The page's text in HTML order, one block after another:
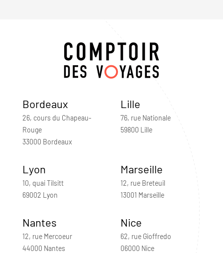
Bordeaux
26, cours du Chapeau-
Rouge
33000 Bordeaux
Lille
76, rue Nationale
59800 Lille
Lyon
10, quai Tilsitt
69002 Lyon
Marseille
12, rue Breteuil
13001 Marseille
Nantes
12, rue Mercoeur
44000 Nantes
Nice
62, rue Gioffredo
06000 Nice